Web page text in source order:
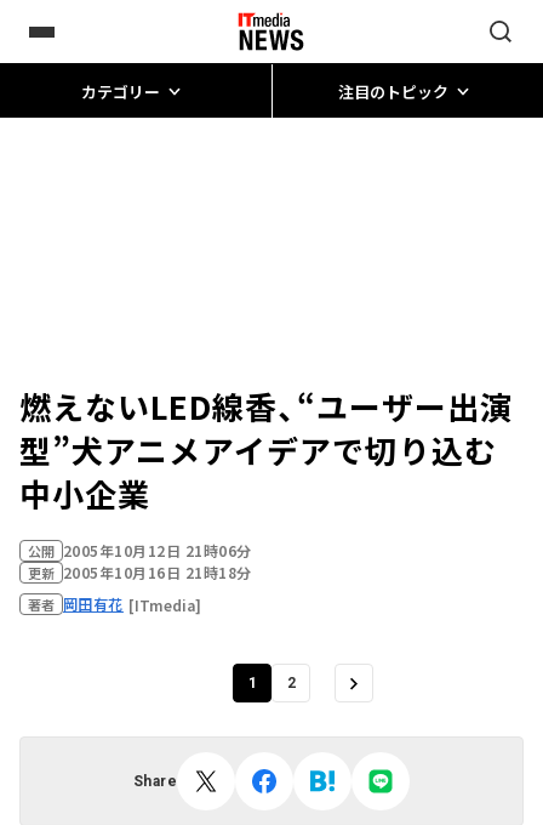
カテゴリー 注目のトピック
燃えないLED線香、“ユーザー出演
型”犬アニメ――アイデアで切り込む
中小企業
公開 2005年10月12日 21時06分
更新 2005年10月16日 21時18分
著者 岡田有花 [ITmedia]
1 2
Share